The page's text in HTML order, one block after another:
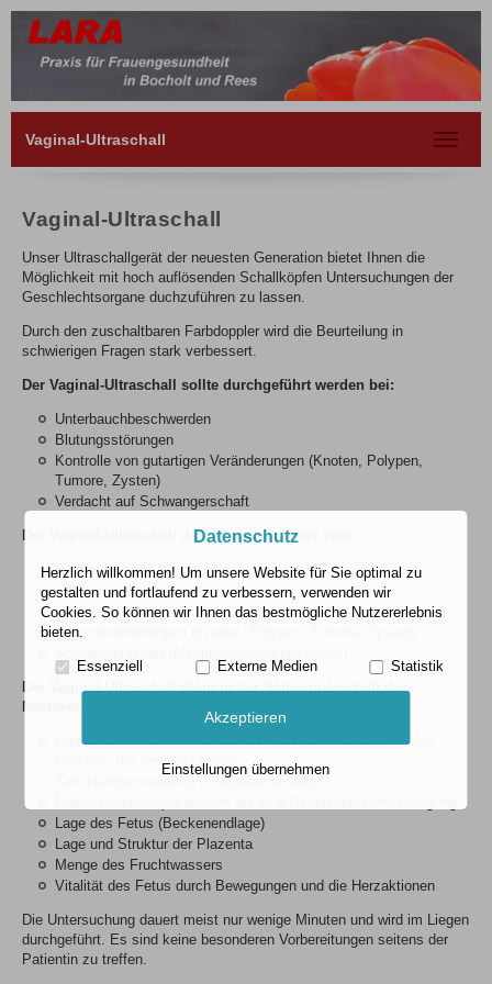
Vaginal-Ultraschall
Toggle
Vaginal-Ultraschall
Unser Ultraschallgerät der neuesten Generation bietet Ihnen die
Möglichkeit mit hoch auflösenden Schallköpfen Untersuchungen der
Geschlechtsorgane duchzuführen zu lassen.
Durch den zuschaltbaren Farbdoppler wird die Beurteilung in
schwierigen Fragen stark verbessert.
Der Vaginal-Ultraschall sollte durchgeführt werden bei:
Unterbauchbeschwerden
Blutungsstörungen
Kontrolle von gutartigen Veränderungen (Knoten, Polypen,
Tumore, Zysten)
Verdacht auf Schwangerschaft
Der Vaginal-Ultraschall dient dem Nachweis von:
Entzündungen
Fehl- oder Missbildungen
Organstörungen
Organveränderungen (Knoten, Polypen, Tumore, Zysten)
Der Vaginal-Ultraschall dient in der Schwangerschaft dem
Nachweis von:
Anomalien (Entwicklungstörungen des Nervensystems, des
Herzens, der inneren Organe)
Zervixlängenmessung (Frühgeburtsrisiko)
Lage des Fetus (Beckenendlage)
Lage und Struktur der Plazenta
Menge des Fruchtwassers
Vitalität des Fetus durch Bewegungen und die Herzaktionen
Die Untersuchung dauert meist nur wenige Minuten und wird im Liegen
durchgeführt. Es sind keine besonderen Vorbereitungen seitens der
Patientin zu treffen.
Datenschutz
Herzlich willkommen! Um unsere Website für Sie optimal zu
gestalten und fortlaufend zu verbessern, verwenden wir
Cookies. So können wir Ihnen das bestmögliche Nutzererlebnis
bieten.
Essenziell Externe Medien Statistik
Akzeptieren
Einstellungen übernehmen